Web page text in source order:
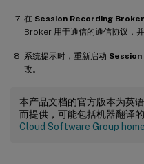
在 Session Recording Broker
Broker 用于通信的通信协议，
系统提示时，重新启动
改。
本产品文档的官方版本为英
而提供，可能包括机器翻译
Cloud Software Group home